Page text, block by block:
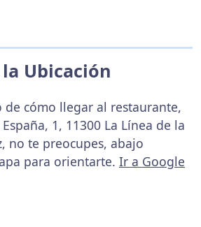
Ubicación
de cómo llegar al restaurante,
1, 11300 La Línea de la
no te preocupes, abajo
para orientarte. Ir a Google